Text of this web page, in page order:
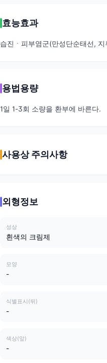
효능효과
습진ㆍ피부염군(만성단순태선,
용법용량
1일 1-3회 소량을 환부에 바른다.
사용상 주의사항
외형정보
성상
흰색의 크림제
모양
-
식별표시(뒤)
-
색상(앞)
-